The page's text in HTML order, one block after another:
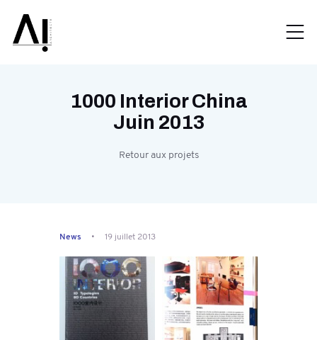
1000 Interior China
Juin 2013
Retour aux projets
News 19 juillet 2013